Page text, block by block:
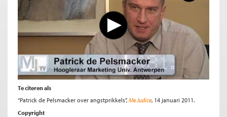
Te citeren als
“Patrick de Pelsmacker over angstprikkels”, Me Judice, 14 januari 2011.
Copyright